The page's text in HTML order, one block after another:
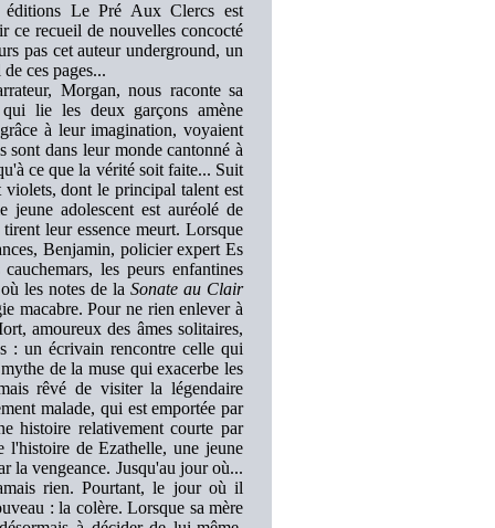
éditions Le Pré Aux Clercs est
ce recueil de nouvelles concocté
pas cet auteur underground, un
ces pages...
Morgan, nous raconte sa
lie les deux garçons amène
à leur imagination, voyaient
sont dans leur monde cantonné à
ce que la vérité soit faite... Suit
violets, dont le principal talent est
jeune adolescent est auréolé de
leur essence meurt. Lorsque
Benjamin, policier expert Es
les peurs enfantines
les notes de laSonate au Clair
macabre. Pour ne rien enlever à
amoureux des âmes solitaires,
: un écrivain rencontre celle qui
de la muse qui exacerbe les
rêvé de visiter la légendaire
malade, qui est emportée par
histoire relativement courte par
l'histoire de Ezathelle, une jeune
la vengeance. Jusqu'au jour où...
rien. Pourtant, le jour où il
: la colère. Lorsque sa mère